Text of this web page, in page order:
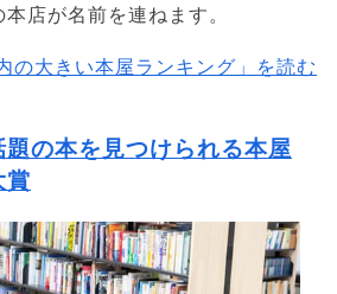
店が名前を連ねます。
の大きい本屋ランキング」を読む
の本を見つけられる本屋
賞